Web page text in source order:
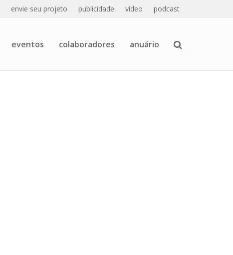
envie seu projeto publicidade vídeo podcast
eventos colaboradores anuário